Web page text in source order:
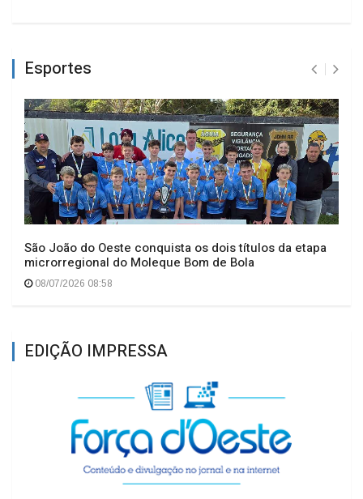
Esportes
São João do Oeste conquista os dois títulos da etapa
microrregional do Moleque Bom de Bola
08/07/2026 08:58
EDIÇÃO IMPRESSA